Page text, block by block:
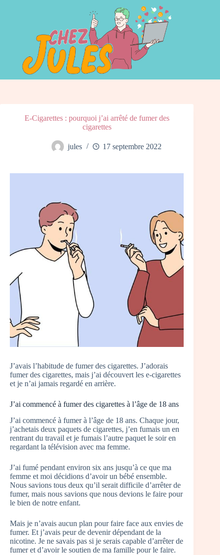
E-Cigarettes : pourquoi j’ai arrêté de fumer des
cigarettes
jules 17 septembre 2022
J’avais l’habitude de fumer des cigarettes. J’adorais
fumer des cigarettes, mais j’ai découvert les e-cigarettes
et je n’ai jamais regardé en arrière.
J’ai commencé à fumer des cigarettes à l’âge de 18 ans
J’ai commencé à fumer à l’âge de 18 ans. Chaque jour,
j’achetais deux paquets de cigarettes, j’en fumais un en
rentrant du travail et je fumais l’autre paquet le soir en
regardant la télévision avec ma femme.
J’ai fumé pendant environ six ans jusqu’à ce que ma
femme et moi décidions d’avoir un bébé ensemble.
Nous savions tous deux qu’il serait difficile d’arrêter de
fumer, mais nous savions que nous devions le faire pour
le bien de notre enfant.
Mais je n’avais aucun plan pour faire face aux envies de
fumer. Et j’avais peur de devenir dépendant de la
nicotine. Je ne savais pas si je serais capable d’arrêter de
fumer et d’avoir le soutien de ma famille pour le faire.